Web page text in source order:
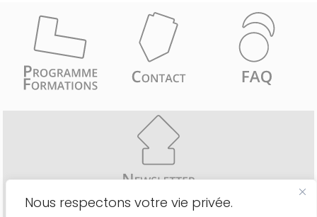
Nous respectons votre vie privée.